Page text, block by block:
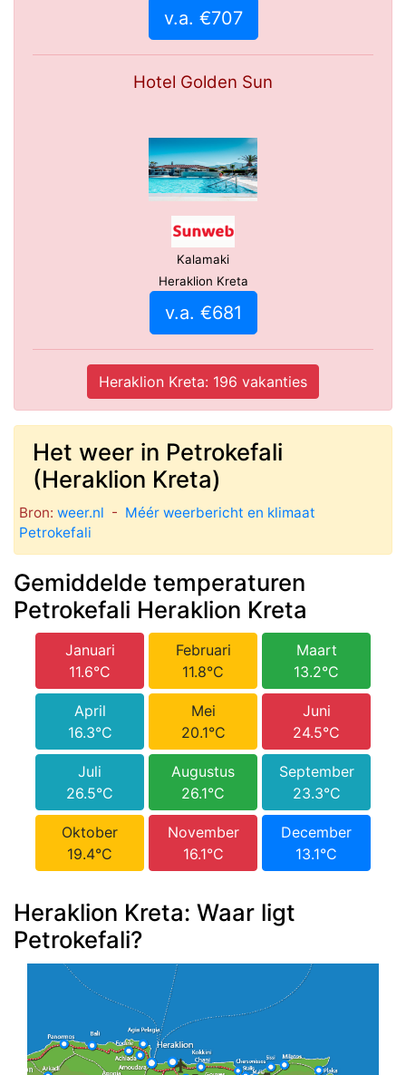
v.a. €707
Hotel Golden Sun
Kalamaki
Heraklion Kreta
v.a. €681
Heraklion Kreta: 196 vakanties
Het weer in Petrokefali
(Heraklion Kreta)
Bron: weer.nl - Méér weerbericht en klimaat
Petrokefali
Gemiddelde temperaturen
Petrokefali Heraklion Kreta
Januari
11.6°C
Februari
11.8°C
Maart
13.2°C
April
16.3°C
Mei
20.1°C
Juni
24.5°C
Juli
26.5°C
Augustus
26.1°C
September
23.3°C
Oktober
19.4°C
November
16.1°C
December
13.1°C
Heraklion Kreta: Waar ligt
Petrokefali?